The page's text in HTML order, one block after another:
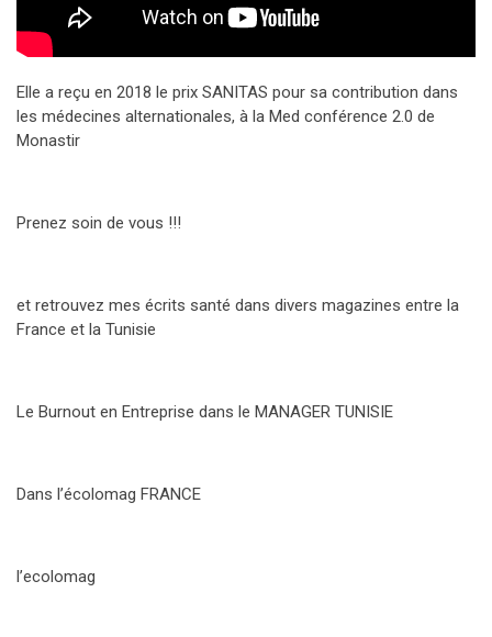
Elle a reçu en 2018 le prix SANITAS pour sa contribution dans
les médecines alternationales, à la Med conférence 2.0 de
Monastir
Prenez soin de vous !!!
et retrouvez mes écrits santé dans divers magazines entre la
France et la Tunisie
Le Burnout en Entreprise dans le MANAGER TUNISIE
Dans l’écolomag FRANCE
l’ecolomag